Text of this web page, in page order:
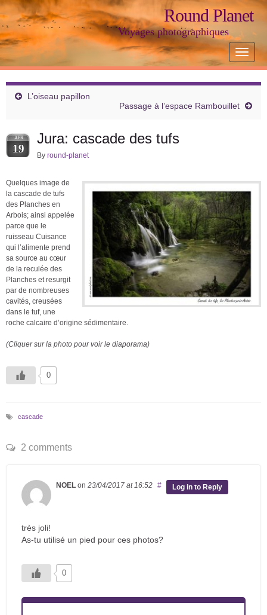
Toggle
Round Planet
Voyages photographiques
L’oiseau papillon
Passage à l’espace Rambouillet
APR
19
Jura: cascade des tufs
By round-planet
Quelques image de
la cascade de tufs
des Planches en
Arbois; ainsi appelée
parce que le
ruisseau Cuisance
qui l’alimente prend
sa source au cœur
de la reculée des
Planches et resurgit
par de nombreuses
cavités, creusées
dans le tuf, une
roche calcaire d’origine sédimentaire.
(Cliquer sur la photo pour voir le diaporama)
0
cascade
2 comments
NOEL on 23/04/2017 at 16:52 # Log in to Reply
très joli!
As-tu utilisé un pied pour ces photos?
0